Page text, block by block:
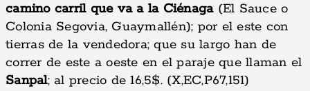
camino carril que va a la Ciénaga(El Sauce o
Colonia Segovia, Guaymallén); por el este con
tierras de la vendedora; que su largo han de
correr de este a oeste en el paraje que llaman el
Sanpal; al precio de 16,5$. (X,EC,P67,151)